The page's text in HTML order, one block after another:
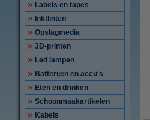
Labels en tapes
Inktlinten
Opslagmedia
3D-printen
Led lampen
Batterijen en accu's
Eten en drinken
Schoonmaakartikelen
Kabels